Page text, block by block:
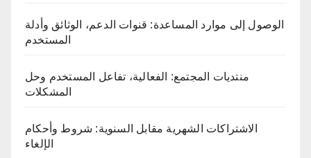
الوصول إلى موارد المساعدة: قنوات الدعم، الوثائق وأدلة
المستخدم
منتديات المجتمع: الفعالية، تفاعل المستخدم وحل
المشكلات
الاشتراكات الشهرية مقابل السنوية: شروط وأحكام
الإلغاء